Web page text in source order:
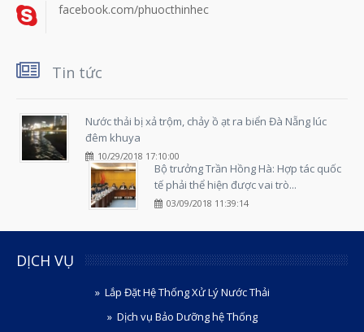
facebook.com/phuocthinhec
Tin tức
Nước thải bị xả trộm, chảy ồ ạt ra biển Đà Nẵng lúc
đêm khuya
10/29/2018 17:10:00
Bộ trưởng Trần Hồng Hà: Hợp tác quốc
tế phải thể hiện được vai trò...
03/09/2018 11:39:14
DỊCH VỤ
Lắp Đặt Hệ Thống Xử Lý Nước Thải
Dịch vụ Bảo Dưỡng hệ Thống